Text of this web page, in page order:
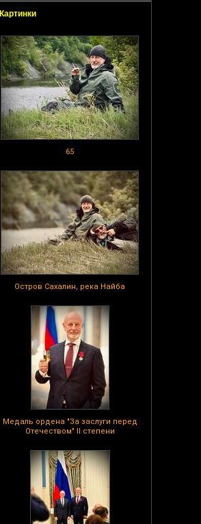
Картинки
65
Остров Сахалин, река Найба
Медаль ордена "За заслуги перед
Отечеством" II степени